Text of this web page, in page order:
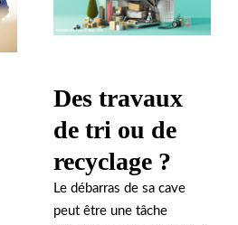
Des travaux
de tri ou de
recyclage ?
Le débarras de sa cave
peut être une tâche